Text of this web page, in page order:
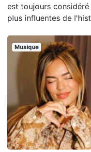
est toujours
plus influentes de
Musique